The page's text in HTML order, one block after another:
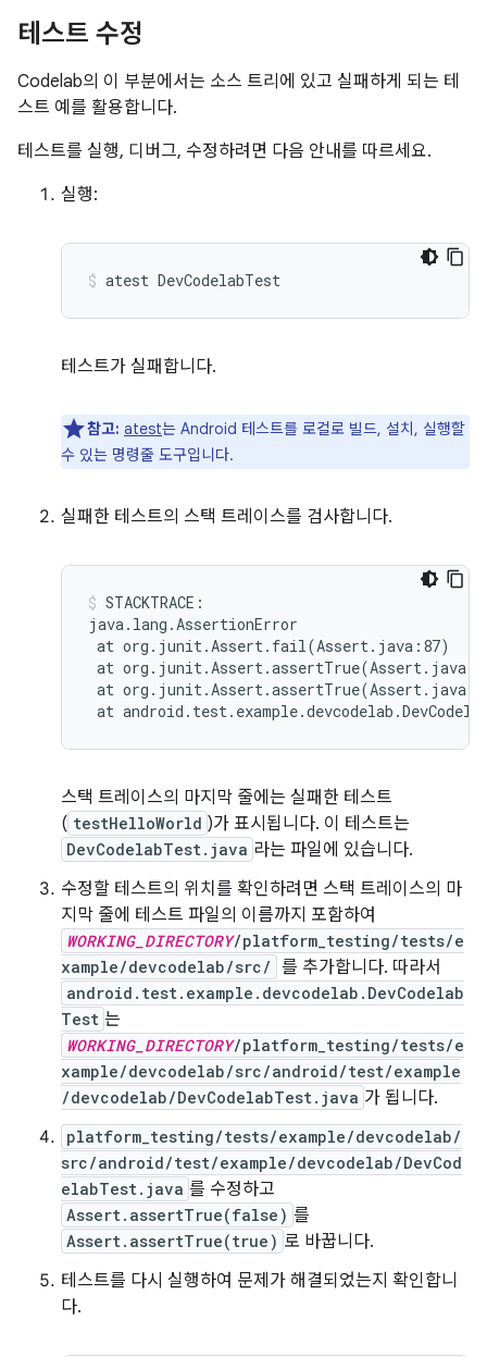
테스트 수정
Codelab의 이 부분에서는 소스 트리에 있고 실패하게 되는 테
스트 예를 활용합니다.
테스트를 실행, 디버그, 수정하려면 다음 안내를 따르세요.
실행:
atest DevCodelabTest
테스트가 실패합니다.
참고: atest는 Android 테스트를 로컬로 빌드, 설치, 실행할
수 있는 명령줄 도구입니다.
실패한 테스트의 스택 트레이스를 검사합니다.
STACKTRACE:
at org.junit.Assert.fail(Assert.java:87)
at org.junit.Assert.assertTrue(
at org.junit.Assert.assertTrue(
at
스택 트레이스의 마지막 줄에는 실패한 테스트
( testHelloWorld )가 표시됩니다. 이 테스트는
DevCodelabTest.java 라는 파일에 있습니다.
수정할 테스트의 위치를 확인하려면 스택 트레이스의 마
지막 줄에 테스트 파일의 이름까지 포함하여
WORKING_DIRECTORY/platform_testing/tests/e
xample/devcodelab/src/ 를 추가합니다. 따라서
android.test.example.devcodelab.DevCodelab
Test 는
WORKING_DIRECTORY/platform_testing/tests/e
xample/devcodelab/src/android/test/example
/devcodelab/DevCodelabTest.java 가 됩니다.
platform_testing/tests/example/devcodelab/
src/android/test/example/devcodelab/DevCod
elabTest.java 를 수정하고
Assert.assertTrue(false) 를
Assert.assertTrue(true) 로 바꿉니다.
테스트를 다시 실행하여 문제가 해결되었는지 확인합니
다.